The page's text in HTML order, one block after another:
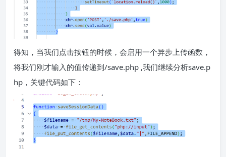
得知，当我们点击按钮的时候，会启用一个异步上传函数，
将我们刚才输入的值传递到/save.php ,我们继续分析save.p
hp，关键代码如下：